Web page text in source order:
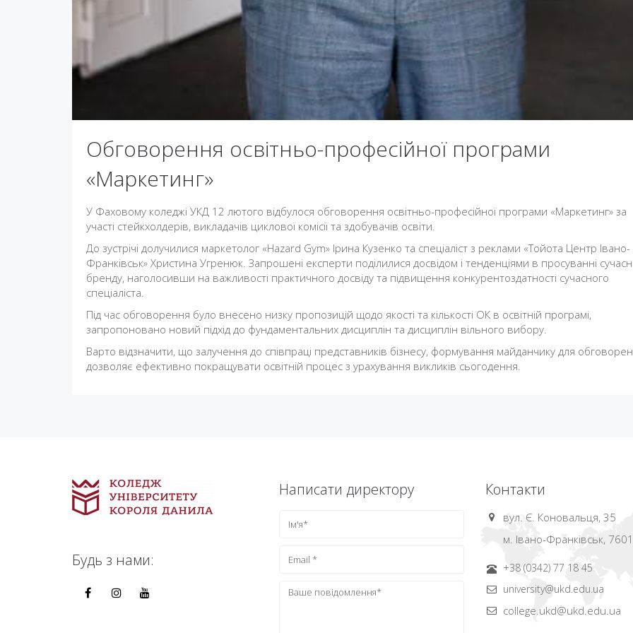
Обговорення освітньо-професійної програми
«Маркетинг»
У Фаховому коледжі УКД 12 лютого відбулося обговорення освітньо-професійної програми «Маркетинг» за
участі стейкхолдерів, викладачів циклової комісії та здобувачів освіти.
До зустрічі долучилися маркетолог «Hazard Gym» Ірина Кузенко та спеціаліст з реклами «Тойота Центр Івано-
Франківськ» Христина Угренюк. Запрошені експерти поділилися досвідом і тенденціями в просуванні
бренду, наголосивши на важливості практичного досвіду та підвищення конкурентоздатності сучасного
спеціаліста.
Під час обговорення було внесено низку пропозицій щодо якості та кількості ОК в освітній програмі,
запропоновано новий підхід до фундаментальних дисциплін та дисциплін вільного вибору.
Варто відзначити, що залучення до співпраці представників бізнесу, формування майданчику для
дозволяє ефективно покращувати освітній процес з урахування викликів сьогодення.
Будь з нами:
Написати директору Контакти
вул. Є. Коновальця, 35
м. Івано-Франківськ,
+38 (0342) 77 18 45
university@ukd.edu.ua
college.ukd@ukd.edu.ua